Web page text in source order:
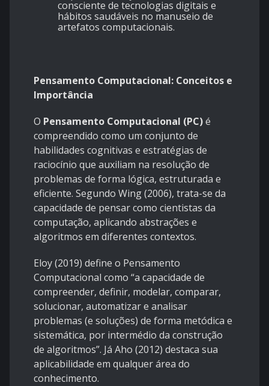
consciente de tecnologias digitais e
hábitos saudáveis no manuseio de
artefatos computacionais.
Pensamento Computacional: Conceitos e
Importância
O Pensamento Computacional (PC)é
compreendido como um conjunto de
habilidades cognitivas e estratégias de
raciocínio que auxiliam na resolução de
problemas de forma lógica, estruturada e
eficiente. Segundo Wing (2006), trata-se da
capacidade de pensar como cientistas da
computação, aplicando abstrações e
algoritmos em diferentes contextos.
Eloy (2019) define o Pensamento
Computacional como “a capacidade de
compreender, definir, modelar, comparar,
solucionar, automatizar e analisar
problemas (e soluções) de forma metódica e
sistemática, por intermédio da construção
de algoritmos”. Já Aho (2012) destaca sua
aplicabilidade em qualquer área do
conhecimento.